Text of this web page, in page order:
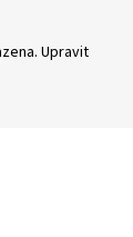
Upravit